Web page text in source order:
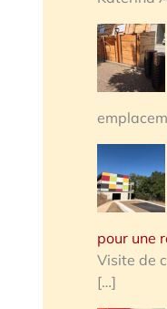
pour une
Visite de
[…]